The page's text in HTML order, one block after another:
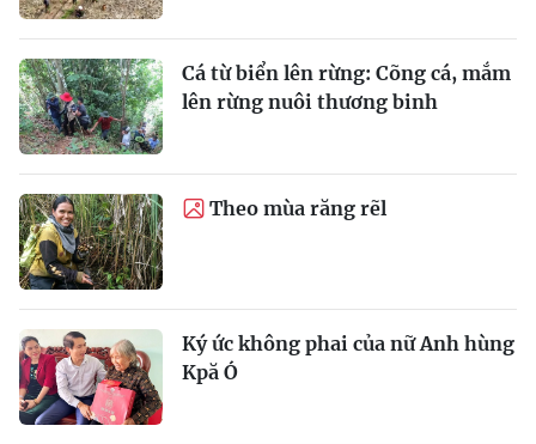
Cá từ biển lên rừng: Cõng cá, mắm
lên rừng nuôi thương binh
Theo mùa răng rẽl
Ký ức không phai của nữ Anh hùng
Kpă Ó